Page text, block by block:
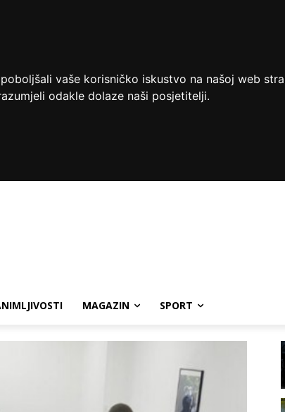
vaše korisničko iskustvo na našoj web
odakle dolaze naši posjetitelji.
MAGAZIN SPORT